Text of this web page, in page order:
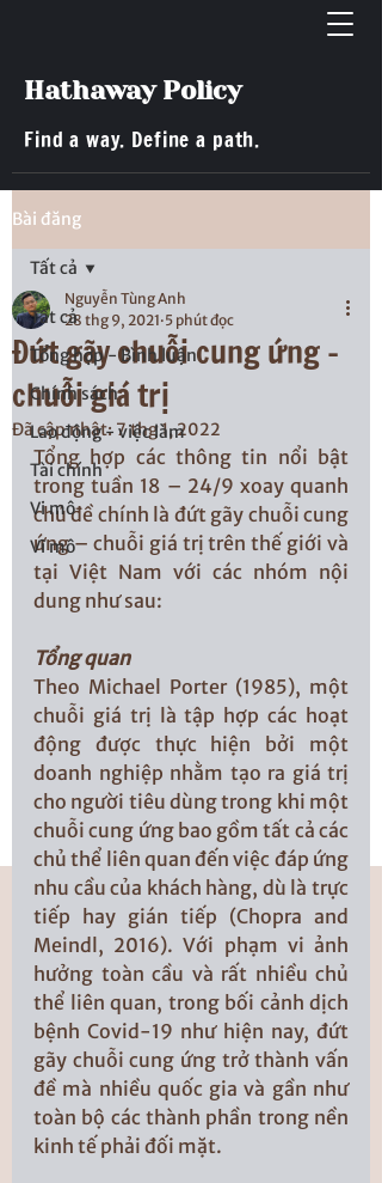
Hathaway Policy
Find a way. Define a path.
Bài đăng
Tất cả
Tổng hợp - Bình luận
Chính sách
Lao động - việc làm
Tài chính
Vi mô
Vĩ mô
Tất cả
Đứt gãy chuỗi cung ứng -
chuỗi giá trị
Nguyễn Tùng Anh
28 thg 9, 2021 5 phút đọc
Đã cập nhật:7 thg 1, 2022
Tổng hợp các thông tin nổi bật
trong tuần 18 – 24/9 xoay quanh
chủ đề chính là đứt gãy chuỗi cung
ứng – chuỗi giá trị trên thế giới và
tại Việt Nam với các nhóm nội
dung như sau:
Tổng quan
Theo Michael Porter (1985), một
chuỗi giá trị là tập hợp các hoạt
động được thực hiện bởi một
doanh nghiệp nhằm tạo ra giá trị
cho người tiêu dùng trong khi một
chuỗi cung ứng bao gồm tất cả các
chủ thể liên quan đến việc đáp ứng
nhu cầu của khách hàng, dù là trực
tiếp hay gián tiếp (Chopra and
Meindl, 2016). Với phạm vi ảnh
hưởng toàn cầu và rất nhiều chủ
thể liên quan, trong bối cảnh dịch
bệnh Covid-19 như hiện nay, đứt
gãy chuỗi cung ứng trở thành vấn
đề mà nhiều quốc gia và gần như
toàn bộ các thành phần trong nền
kinh tế phải đối mặt.